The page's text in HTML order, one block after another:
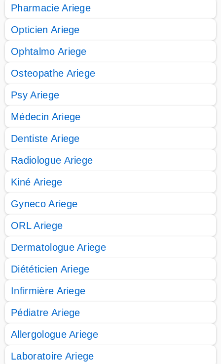
Pharmacie Ariege
Opticien Ariege
Ophtalmo Ariege
Osteopathe Ariege
Psy Ariege
Médecin Ariege
Dentiste Ariege
Radiologue Ariege
Kiné Ariege
Gyneco Ariege
ORL Ariege
Dermatologue Ariege
Diététicien Ariege
Infirmière Ariege
Pédiatre Ariege
Allergologue Ariege
Laboratoire Ariege